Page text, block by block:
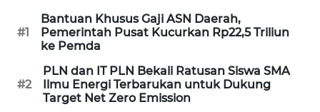
#1
Bantuan Khusus Gaji ASN Daerah,
Pemerintah Pusat Kucurkan Rp22,5 Triliun
ke Pemda
#2
PLN dan IT PLN Bekali Ratusan Siswa SMA
Ilmu Energi Terbarukan untuk Dukung
Target Net Zero Emission
FISUELRI
ID
ENERGI
NEWS